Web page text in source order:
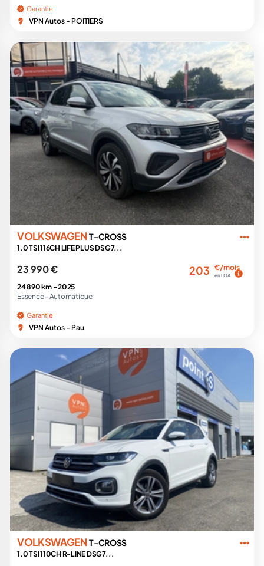
Garantie
VPN Autos - POITIERS
VOLKSWAGENT-CROSS
1.0 TSI 116CH LIFE PLUS DSG7...
23 990 € 203 €/mois
en LOA
24 890 km -2025
Essence - Automatique
Garantie
VPN Autos - Pau
VOLKSWAGENT-CROSS
1.0 TSI 110CH R-LINE DSG7...